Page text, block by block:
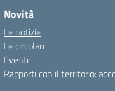
Novità
Le notizie
Le circolari
Eventi
Rapporti con il territorio: